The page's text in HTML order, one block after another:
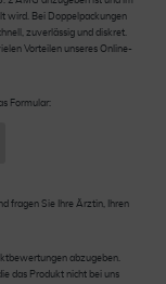
wird. Bei Doppelpackungen
zuverlässig und diskret.
Vorteilen unseres Online-
Formular:
fragen Sie Ihre Ärztin, Ihren
abzugeben.
das Produkt nicht bei uns